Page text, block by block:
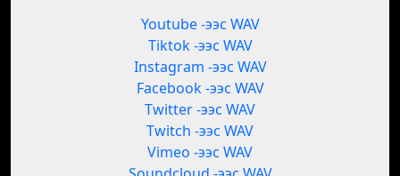
Youtube -ээс WAV
Tiktok -ээс WAV
Instagram -ээс WAV
Facebook -ээс WAV
Twitter -ээс WAV
Twitch -ээс WAV
Vimeo -ээс WAV